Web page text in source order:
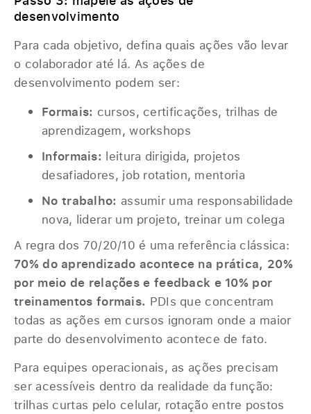
desenvolvimento
Para cada objetivo, defina quais ações vão levar
o colaborador até lá. As ações de
desenvolvimento podem ser:
Formais: cursos, certificações, trilhas de
aprendizagem, workshops
Informais: leitura dirigida, projetos
desafiadores, job rotation, mentoria
No trabalho: assumir uma responsabilidade
nova, liderar um projeto, treinar um colega
A regra dos 70/20/10 é uma referência clássica:
70% do aprendizado acontece na prática, 20%
por meio de relações e feedback e 10% por
treinamentos formais. PDIs que concentram
todas as ações em cursos ignoram onde a maior
parte do desenvolvimento acontece de fato.
Para equipes operacionais, as ações precisam
ser acessíveis dentro da realidade da função:
trilhas curtas pelo celular, rotação entre postos